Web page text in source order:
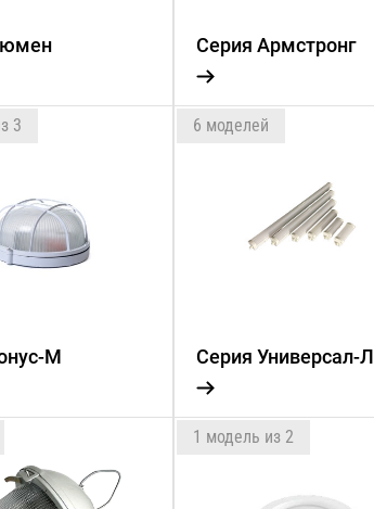
Серия Армстронг
3
М
6 моделей
Серия Универсал-Л
1 модель из 2